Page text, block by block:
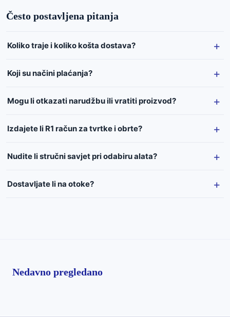
Često postavljena pitanja
Koliko traje i koliko košta dostava?
Koji su načini plaćanja?
Mogu li otkazati narudžbu ili vratiti proizvod?
Izdajete li R1 račun za tvrtke i obrte?
Nudite li stručni savjet pri odabiru alata?
Dostavljate li na otoke?
Nedavno pregledano